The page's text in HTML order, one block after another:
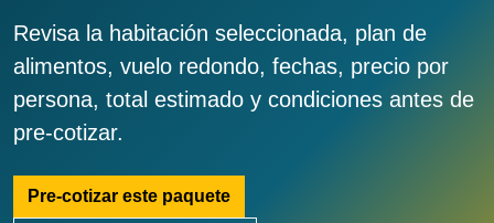
Revisa la habitación seleccionada, plan de
alimentos, vuelo redondo, fechas, precio por
persona, total estimado y condiciones antes de
pre-cotizar.
Pre-cotizar este paquete